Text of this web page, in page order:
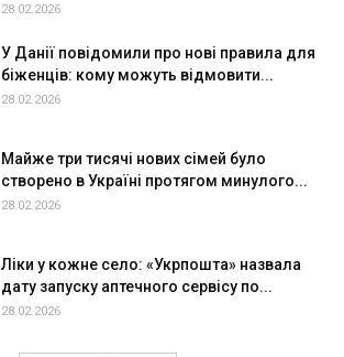
28.02.2026
У Данії повідомили про нові правила для
біженців: кому можуть відмовити...
28.02.2026
Майже три тисячі нових сімей було
створено в Україні протягом минулого...
28.02.2026
Ліки у кожне село: «Укрпошта» назвала
дату запуску аптечного сервісу по...
28.02.2026